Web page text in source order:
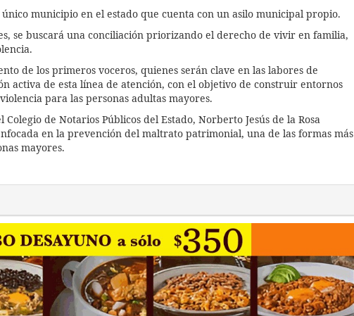
municipio en el estado que cuenta con un asilo municipal propio.
se buscará una conciliación priorizando el derecho de vivir en familia,
de los primeros voceros, quienes serán clave en las labores de
activa de esta línea de atención, con el objetivo de construir entornos
para las personas adultas mayores.
de Notarios Públicos del Estado, Norberto Jesús de la Rosa
en la prevención del maltrato patrimonial, una de las formas más
mayores.